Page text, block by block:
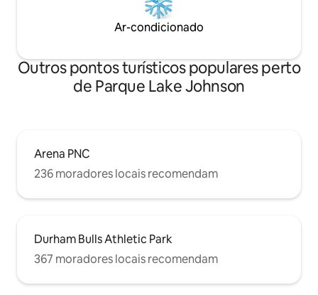
Ar-condicionado
Outros pontos turísticos populares perto
de Parque Lake Johnson
Arena PNC
236 moradores locais recomendam
Durham Bulls Athletic Park
367 moradores locais recomendam